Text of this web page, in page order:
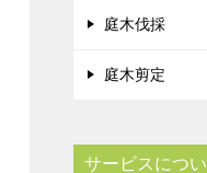
庭木伐採
庭木剪定
サービスにつ